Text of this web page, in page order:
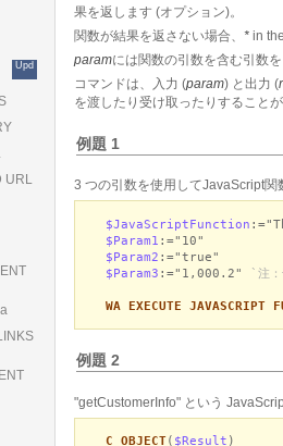
Upd
URL
果を返します (オプション)。
関数が結果を返さない場合、 * in the
paramには関数の引数を含む引数を
コマンドは、入力 (param) と出力 (
を渡したり受け取ったりすること
例題 1
3 つの引数を使用してJavaScript関
$JavaScriptFunction
$Param1 :="10"
$Param2 :="true"
$Param3 :="1,000.2" `注
WA EXECUTE JAVASCRIPT
例題 2
"getCustomerInfo" という
C_OBJECT( $Result )